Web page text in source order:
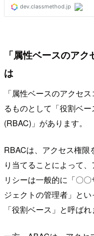
「属性ベースのア
は
「属性ベースのアクセ
るものとして「役割ベ
(RBAC)」があります。
RBACは、アクセス権限
り当てることによって
リシーは一般的に「〇
ジェクトの管理者」と
「役割ベース」と呼ばれ